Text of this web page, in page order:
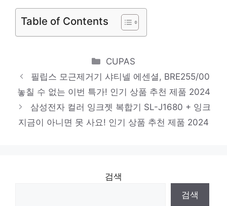
새로운 시작, 새로운 아이템 인기 상품 추천
제품 2024
품 2024
LG전자 휘센 오브제컬렉션 제습기 20L
DQ203PECA
블루)
화려한 스타일, 지금 경험하세요! 인기 상품
Table of Contents
Categories
CUPAS
필립스 모근제거기 샤티넬 에센셜, BRE255/00
놓칠 수 없는 이번 특가! 인기 상품 추천 제품 2024
삼성전자 컬러 잉크젯 복합기 SL-J1680 + 잉크
지금이 아니면 못 사요! 인기 상품 추천 제품 2024
검색
검색